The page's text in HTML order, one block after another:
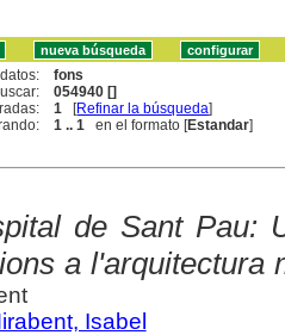
fons
054940 []
1 [Refinar la búsqueda]
1 .. 1 en el formato [Estandar]
de Sant Pau:
a l'arquitectura
Isabel